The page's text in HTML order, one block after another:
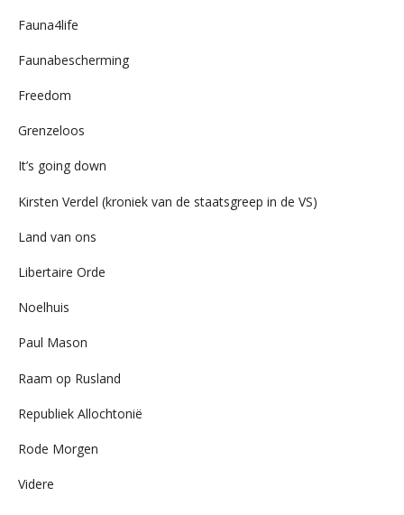
Fauna4life
Faunabescherming
Freedom
Grenzeloos
It’s going down
Kirsten Verdel (kroniek van de staatsgreep in de VS)
Land van ons
Libertaire Orde
Noelhuis
Paul Mason
Raam op Rusland
Republiek Allochtonië
Rode Morgen
Videre